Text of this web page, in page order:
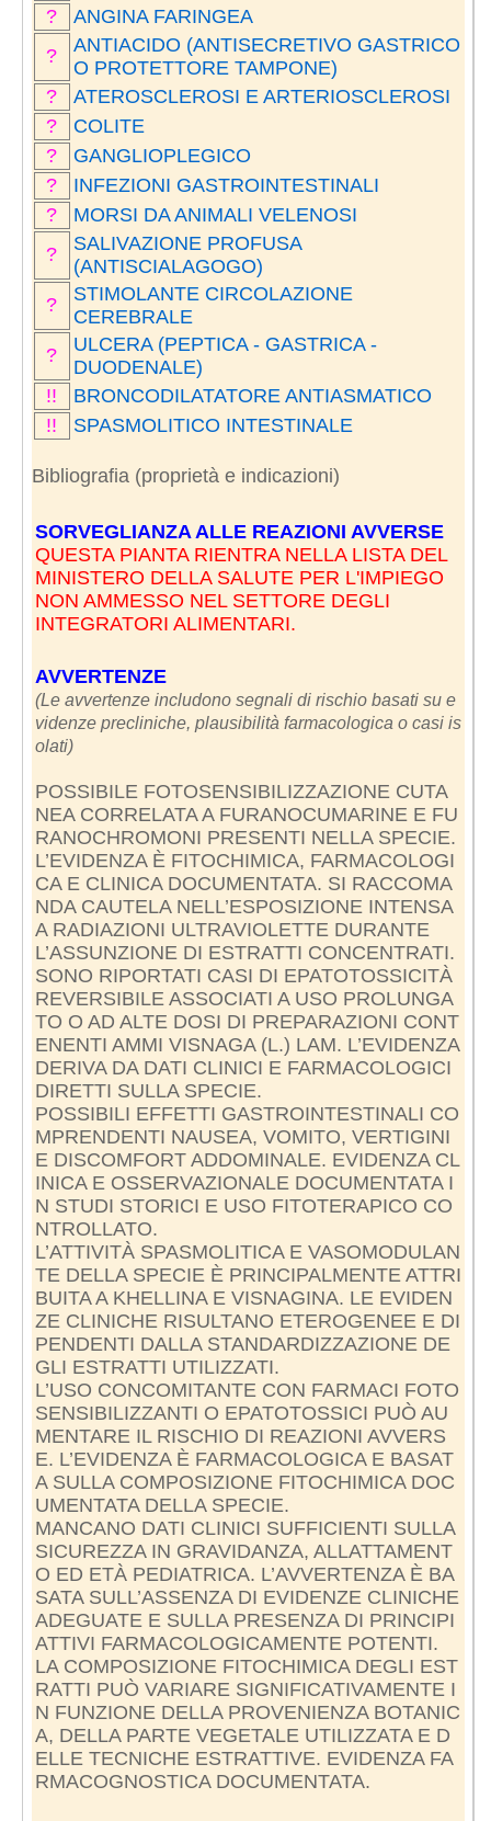
?
ANGINA FARINGEA
?
ANTIACIDO (ANTISECRETIVO GASTRICO
O PROTETTORE TAMPONE)
?
ATEROSCLEROSI E ARTERIOSCLEROSI
?
COLITE
?
GANGLIOPLEGICO
?
INFEZIONI GASTROINTESTINALI
?
MORSI DA ANIMALI VELENOSI
?
SALIVAZIONE PROFUSA
(ANTISCIALAGOGO)
?
STIMOLANTE CIRCOLAZIONE
CEREBRALE
?
ULCERA (PEPTICA - GASTRICA -
DUODENALE)
!!
BRONCODILATATORE ANTIASMATICO
!!
SPASMOLITICO INTESTINALE
Bibliografia (proprietà e indicazioni)
SORVEGLIANZA ALLE REAZIONI AVVERSE
QUESTA PIANTA RIENTRA NELLA LISTA DEL
MINISTERO DELLA SALUTE PER L'IMPIEGO
NON AMMESSO NEL SETTORE DEGLI
INTEGRATORI ALIMENTARI.
AVVERTENZE
(Le avvertenze includono segnali di rischio basati su e
videnze precliniche, plausibilità farmacologica o casi is
olati)
POSSIBILE FOTOSENSIBILIZZAZIONE CUTA
NEA CORRELATA A FURANOCUMARINE E FU
RANOCHROMONI PRESENTI NELLA SPECIE.
L’EVIDENZA È FITOCHIMICA, FARMACOLOGI
CA E CLINICA DOCUMENTATA. SI RACCOMA
NDA CAUTELA NELL’ESPOSIZIONE INTENSA
A RADIAZIONI ULTRAVIOLETTE DURANTE
L’ASSUNZIONE DI ESTRATTI CONCENTRATI.
SONO RIPORTATI CASI DI EPATOTOSSICITÀ
REVERSIBILE ASSOCIATI A USO PROLUNGA
TO O AD ALTE DOSI DI PREPARAZIONI CONT
ENENTI AMMI VISNAGA (L.) LAM. L’EVIDENZA
DERIVA DA DATI CLINICI E FARMACOLOGICI
DIRETTI SULLA SPECIE.
POSSIBILI EFFETTI GASTROINTESTINALI CO
MPRENDENTI NAUSEA, VOMITO, VERTIGINI
E DISCOMFORT ADDOMINALE. EVIDENZA CL
INICA E OSSERVAZIONALE DOCUMENTATA I
N STUDI STORICI E USO FITOTERAPICO CO
NTROLLATO.
L’ATTIVITÀ SPASMOLITICA E VASOMODULAN
TE DELLA SPECIE È PRINCIPALMENTE ATTRI
BUITA A KHELLINA E VISNAGINA. LE EVIDEN
ZE CLINICHE RISULTANO ETEROGENEE E DI
PENDENTI DALLA STANDARDIZZAZIONE DE
GLI ESTRATTI UTILIZZATI.
L’USO CONCOMITANTE CON FARMACI FOTO
SENSIBILIZZANTI O EPATOTOSSICI PUÒ AU
MENTARE IL RISCHIO DI REAZIONI AVVERS
E. L’EVIDENZA È FARMACOLOGICA E BASAT
A SULLA COMPOSIZIONE FITOCHIMICA DOC
UMENTATA DELLA SPECIE.
MANCANO DATI CLINICI SUFFICIENTI SULLA
SICUREZZA IN GRAVIDANZA, ALLATTAMENT
O ED ETÀ PEDIATRICA. L’AVVERTENZA È BA
SATA SULL’ASSENZA DI EVIDENZE CLINICHE
ADEGUATE E SULLA PRESENZA DI PRINCIPI
ATTIVI FARMACOLOGICAMENTE POTENTI.
LA COMPOSIZIONE FITOCHIMICA DEGLI EST
RATTI PUÒ VARIARE SIGNIFICATIVAMENTE I
N FUNZIONE DELLA PROVENIENZA BOTANIC
A, DELLA PARTE VEGETALE UTILIZZATA E D
ELLE TECNICHE ESTRATTIVE. EVIDENZA FA
RMACOGNOSTICA DOCUMENTATA.